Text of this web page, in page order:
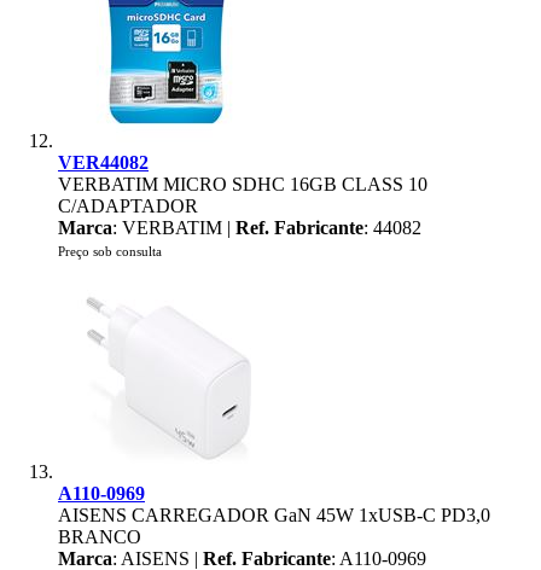
VER44082
VERBATIM MICRO SDHC 16GB CLASS 10
C/ADAPTADOR
Marca: VERBATIM | Ref. Fabricante: 44082
Preço sob consulta
A110-0969
AISENS CARREGADOR GaN 45W 1xUSB-C PD3,0
BRANCO
Marca: AISENS | Ref. Fabricante: A110-0969